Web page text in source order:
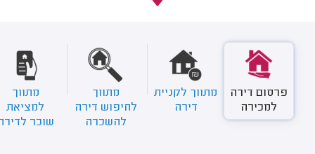
פרסום דירה
למכירה
מתווך לקניית
דירה
מתווך
לחיפוש דירה
להשכרה
מתווך
למציאת
שוכר